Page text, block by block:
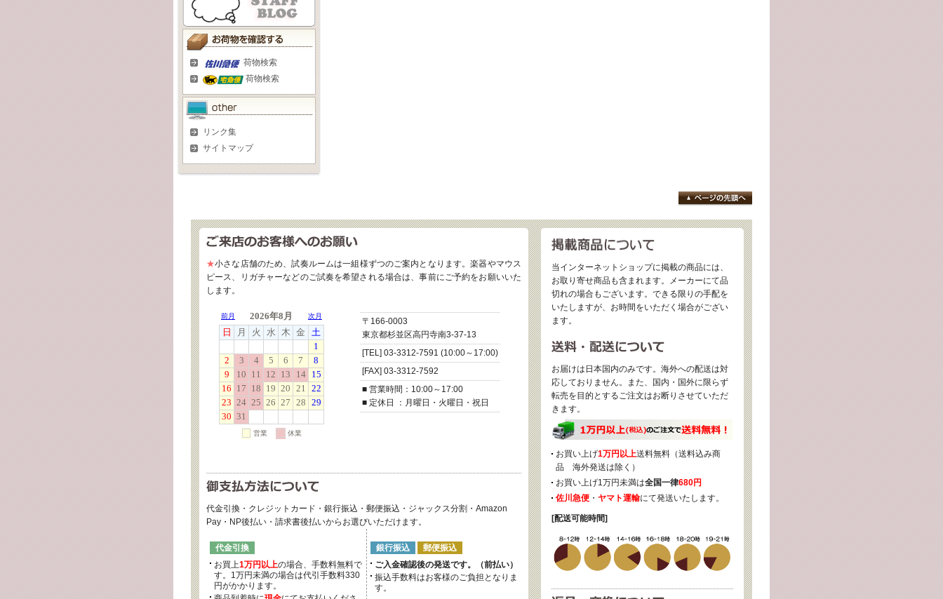
荷物検索
荷物検索
リンク集
サイトマップ
★小さな店舗のため、試奏ルームは一組様ずつのご案内となります。楽器やマウス
ピース、リガチャーなどのご試奏を希望される場合は、事前にご予約をお願いいた
します。
〒166-0003
東京都杉並区高円寺南3-37-13
[TEL] 03-3312-7591 (10:00～17:00)
[FAX] 03-3312-7592
■ 営業時間：10:00～17:00
■ 定休日 ：月曜日・火曜日・祝日
代金引換・クレジットカード・銀行振込・郵便振込・ジャックス分割・Amazon
Pay・NP後払い・請求書後払いからお選びいただけます。
代金引換
お買上1万円以上の場合、手数料無料で
す。1万円未満の場合は代引手数料330
円がかかります。
銀行振込
郵便振込
ご入金確認後の発送です。（前払い）
振込手数料はお客様のご負担となりま
す。
当インターネットショップに掲載の商品には、
お取り寄せ商品も含まれます。メーカーにて品
切れの場合もございます。できる限りの手配を
いたしますが、お時間をいただく場合がござい
ます。
お届けは日本国内のみです。海外への配送は対
応しておりません。また、国内・国外に限らず
転売を目的とするご注文はお断りさせていただ
きます。
お買い上げ1万円以上送料無料（送料込み商
品 海外発送は除く）
お買い上げ1万円未満は全国一律680円
佐川急便 ・ ヤマト運輸にて発送いたします。
[配送可能時間]